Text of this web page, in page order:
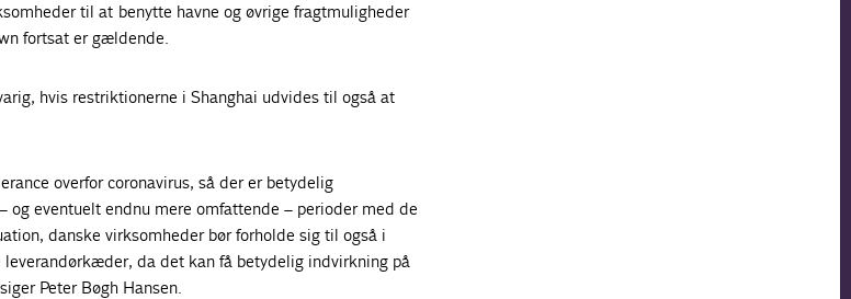
til at benytte havne og øvrige fragtmuligheder
fortsat er gældende.
hvis restriktionerne i Shanghai udvides til også at
overfor coronavirus, så der er betydelig
og eventuelt endnu mere omfattende – perioder med de
danske virksomheder bør forholde sig til også i
da det kan få betydelig indvirkning på
Peter Bøgh Hansen.